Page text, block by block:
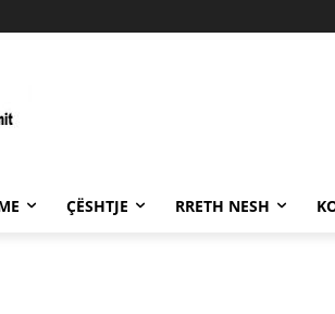
ÇËSHTJE RRETH NESH